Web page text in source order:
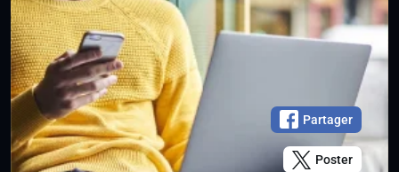
Partager
Poster